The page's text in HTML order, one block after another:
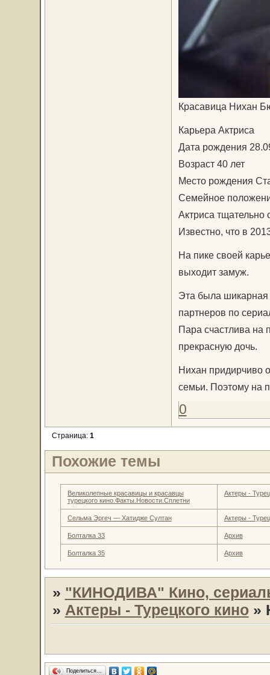
Красавица Нихан
Карьера Актриса
Дата рождения
Возраст 40 лет
Место рождения
Семейное
Актриса тщательно
Известно, что в
На пике своей
выходит замуж.
Эта была шикарная
партнеров по
Пара счастлива на
прекрасную дочь.
Нихан придирчиво
семьи. Поэтому на
0
Страница: 1
Похожие темы
Великолепные красавицы и красавцы
турецкого кино.Факты.Новости.Сплетни
Актеры -
Сельма Эргеч — Хатидже Султан Актеры -
Болталка 33 Архив
Болталка 35 Архив
» "КИНОДИВА" Кино,
» Актеры - Турецкого кино »
Поделиться…